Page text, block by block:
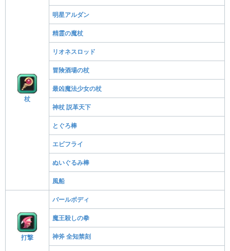
杖
明星アルダン
精霊の魔杖
リオネスロッド
冒険酒場の杖
最凶魔法少女の杖
神杖 説革天下
とぐろ棒
エビフライ
ぬいぐるみ棒
風船
打撃
バールボディ
魔王殺しの拳
神斧 全知禁刻